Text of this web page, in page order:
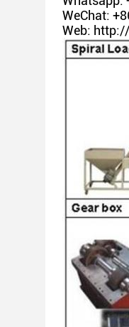
WeChat:
Web: